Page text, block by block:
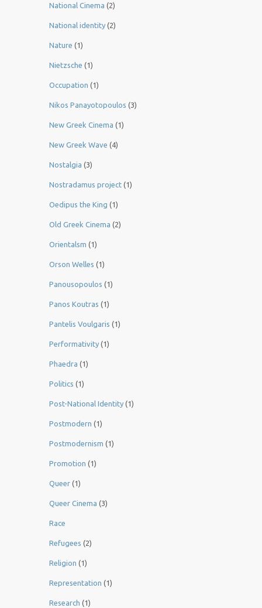
National Cinema (2)
National identity (2)
Nature (1)
Nietzsche (1)
Occupation (1)
Nikos Panayotopoulos (3)
New Greek Cinema (1)
New Greek Wave (4)
Nostalgia (3)
Nostradamus project (1)
Oedipus the King (1)
Old Greek Cinema (2)
Orientalsm (1)
Orson Welles (1)
Panousopoulos (1)
Panos Koutras (1)
Pantelis Voulgaris (1)
Performativity (1)
Phaedra (1)
Politics (1)
Post-National Identity (1)
Postmodern (1)
Postmodernism (1)
Promotion (1)
Queer (1)
Queer Cinema (3)
Race
Refugees (2)
Religion (1)
Representation (1)
Research (1)